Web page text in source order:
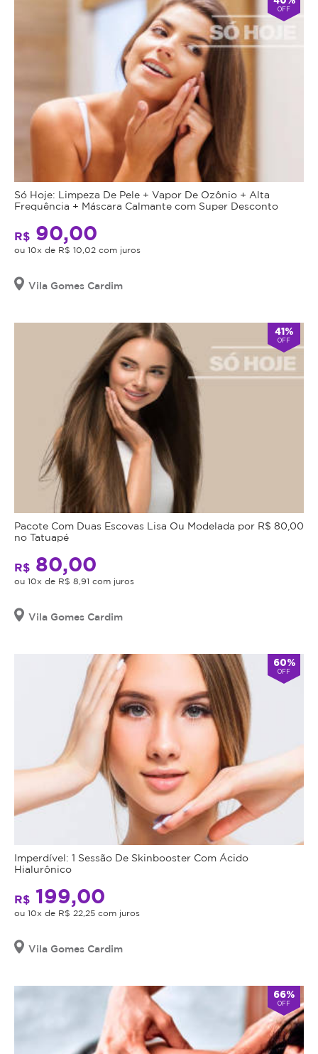
OFF
Só Hoje: Limpeza De Pele + Vapor De Ozônio + Alta
Frequência + Máscara Calmante com Super Desconto
R$ 90,00
ou 10x de R$ 10,02 com juros
Vila Gomes Cardim
41%
OFF
Pacote Com Duas Escovas Lisa Ou Modelada por R$ 80,00
no Tatuapé
R$ 80,00
ou 10x de R$ 8,91 com juros
Vila Gomes Cardim
60%
OFF
Imperdível: 1 Sessão De Skinbooster Com Ácido
Hialurônico
R$ 199,00
ou 10x de R$ 22,25 com juros
Vila Gomes Cardim
66%
OFF